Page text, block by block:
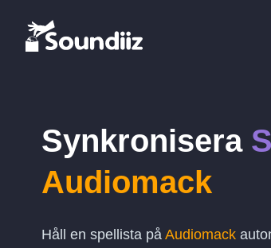
Synkronisera
Audiomack
Håll en spellista på Audiomack